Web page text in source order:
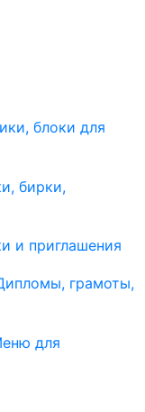
блоки для
бирки,
и приглашения
грамоты,
для